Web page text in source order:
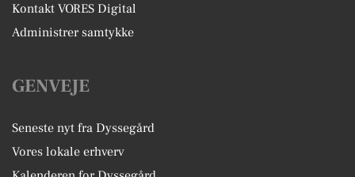
Kontakt VORES Digital
Administrer samtykke
GENVEJE
Seneste nyt fra Dyssegård
Vores lokale erhverv